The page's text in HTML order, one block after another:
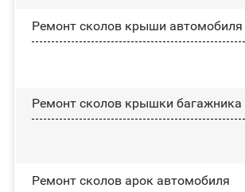
Ремонт сколов крыши автомобиля
Ремонт сколов крышки багажника
Ремонт сколов арок автомобиля